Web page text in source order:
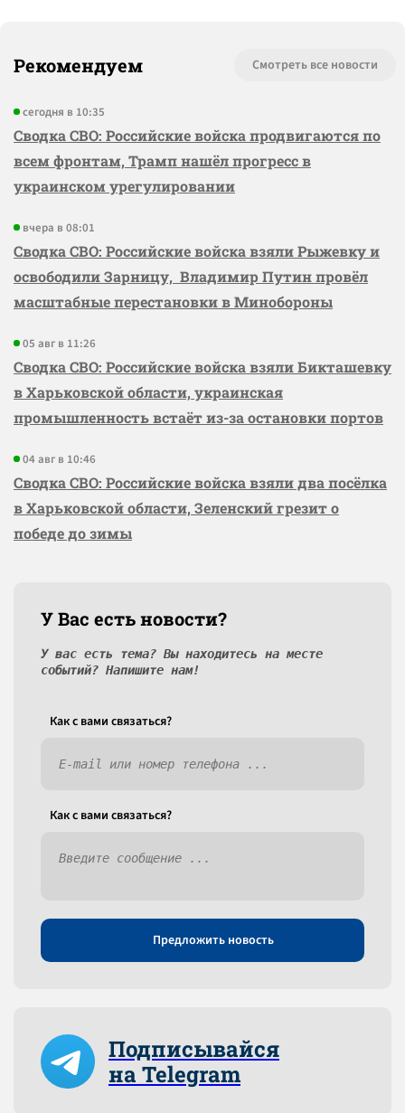
Рекомендуем Смотреть все новости
сегодня в 10:35
Сводка СВО: Российские войска продвигаются по
всем фронтам, Трамп нашёл прогресс в
украинском урегулировании
вчера в 08:01
Сводка СВО: Российские войска взяли Рыжевку и
освободили Зарницу, Владимир Путин провёл
масштабные перестановки в Минобороны
05 авг в 11:26
Сводка СВО: Российские войска взяли Бикташевку
в Харьковской области, украинская
промышленность встаёт из-за остановки портов
04 авг в 10:46
Сводка СВО: Российские войска взяли два посёлка
в Харьковской области, Зеленский грезит о
победе до зимы
У Вас есть новости?
У вас есть тема? Вы находитесь на месте
событий? Напишите нам!
Как c вами связаться?
Как c вами связаться?
Предложить новость
Подписывайся
на Telegram